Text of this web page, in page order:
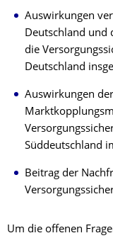
Auswirkungen
Deutschland und
die
Deutschland
Auswirkungen
Süddeutschland
Beitrag der
Um die offenen